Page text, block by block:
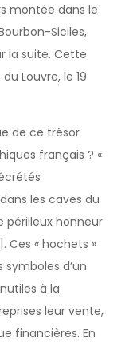
montée dans le
Siciles,
la suite. Cette
Louvre, le 19
de ce trésor
français ? «
les caves du
périlleux honneur
Ces « hochets »
d’un
à la
leur vente,
financières. En